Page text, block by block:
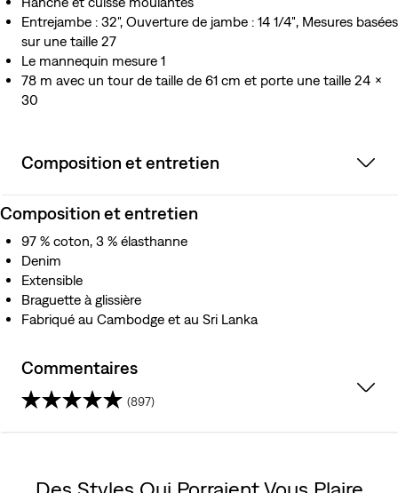
Entrejambe : 32", Ouverture de jambe : 14 1/4″, Mesures basées
sur une taille 27
Le mannequin mesure 1
78 m avec un tour de taille de 61 cm et porte une taille 24 x
30
Composition et entretien
Composition et entretien
97 % coton, 3 % élasthanne
Denim
Extensible
Braguette à glissière
Fabriqué au Cambodge et au Sri Lanka
Commentaires
(897)
sur